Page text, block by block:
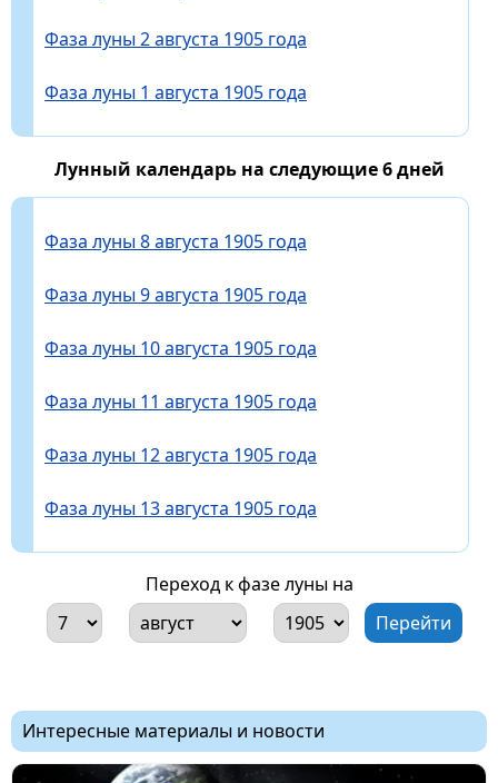
Фаза луны 2 августа 1905 года
Фаза луны 1 августа 1905 года
Лунный календарь на следующие 6 дней
Фаза луны 8 августа 1905 года
Фаза луны 9 августа 1905 года
Фаза луны 10 августа 1905 года
Фаза луны 11 августа 1905 года
Фаза луны 12 августа 1905 года
Фаза луны 13 августа 1905 года
Переход к фазе луны на
Интересные материалы и новости